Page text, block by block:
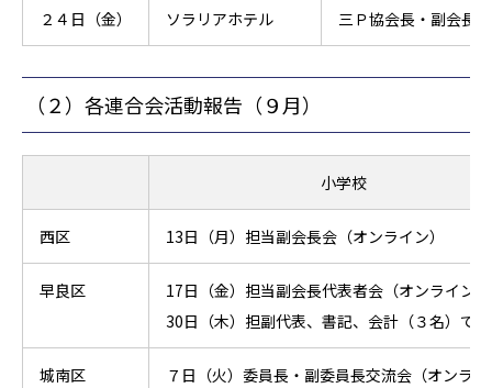
２４日（金） ソラリアホテル 三Ｐ協会長・副会長
（２）各連合会活動報告（９月）
小学校
西区 13日（月）担当副会長会（オンライン）
早良区
17日（金）担当副会長代表者会（オンライン）
30日（木）担副代表、書記、会計（３名）で
城南区
７日（火）委員長・副委員長交流会（オンラ